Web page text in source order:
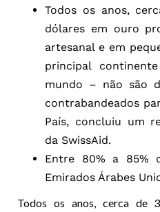
Todos os anos,
dólares em ouro
artesanal e em
principal
mundo – não são
contrabandeados
País, concluiu um
da SwissAid.
Entre 80% a 85%
Emirados Árabes
Todos os anos, cerca de